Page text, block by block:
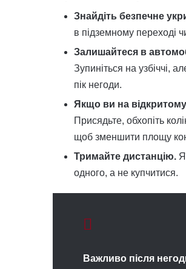
Знайдіть безпечне
в підземному переході
Залишайтеся в
Зупиніться на узбіччі,
пік негоди.
Якщо ви на відкритому
Присядьте, обхопіть
щоб зменшити площу
Тримайте дистанцію.
одного, а не купчитися.
Важливо після